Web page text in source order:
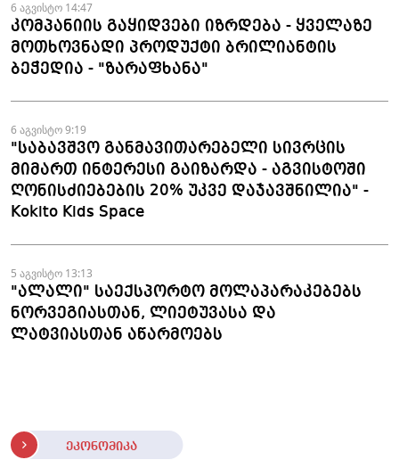
6 აგვისტო 14:47
კომპანიის გაყიდვები იზრდება - ყველაზე
მოთხოვნადი პროდუქტი ბრილიანტის
ბეჭედია - "ზარაფხანა"
6 აგვისტო 9:19
"საბავშვო განმავითარებელი სივრცის
მიმართ ინტერესი გაიზარდა - აგვისტოში
ღონისძიებების 20% უკვე დაჯავშნილია" -
Kokito Kids Space
5 აგვისტო 13:13
"ალალი" საექსპორტო მოლაპარაკებებს
ნორვეგიასთან, ლიეტუვასა და
ლატვიასთან აწარმოებს
ეკონომიკა